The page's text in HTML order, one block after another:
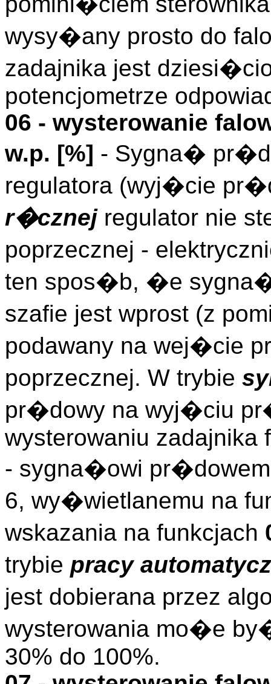
wysy�any prosto do
zadajnika jest
potencjometrze
06 - wysterowanie
w.p. [%] - Sygna�
regulatora (wyj�cie
r�cznejregulator nie
poprzecznej -
ten spos�b, �e
szafie jest wprost (z
podawany na wej�cie
poprzecznej. W trybie
pr�dowy na wyj�ciu
wysterowaniu zadajnika
- sygna�owi
6, wy�wietlanemu na
wskazania na funkcjach
trybie pracy
jest dobierana przez
wysterowania mo�e
30% do 100%.